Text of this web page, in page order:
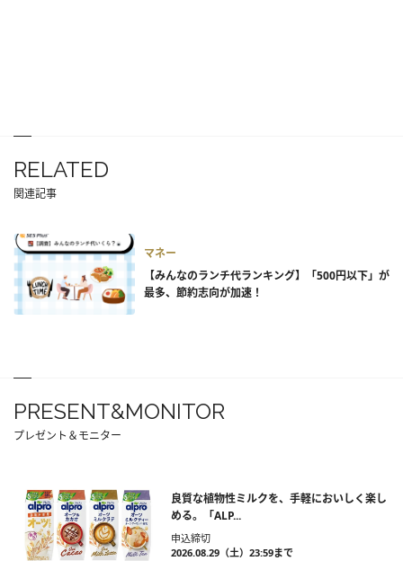
RELATED
関連記事
マネー
【みんなのランチ代ランキング】「500円以下」が
最多、節約志向が加速！
PRESENT&MONITOR
プレゼント＆モニター
良質な植物性ミルクを、手軽においしく楽し
める。「ALP...
申込締切
2026.08.29（土）23:59まで